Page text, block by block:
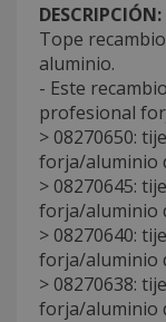
DESCRIPCIÓN:
Tope
aluminio.
- Este
profesional
> 08270650:
forja/aluminio
> 08270645:
forja/aluminio
> 08270640:
forja/aluminio
> 08270638:
forja/aluminio